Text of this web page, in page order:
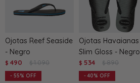
Ojotas Reef Seaside
- Negro
$ 490 $ 1.090
55
Ojotas Havaianas
Slim Gloss - Negro
$ 534 $ 890
40